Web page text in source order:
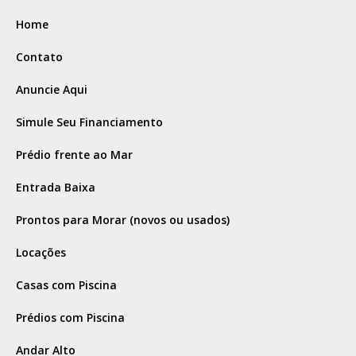
Home
Contato
Anuncie Aqui
Simule Seu Financiamento
Prédio frente ao Mar
Entrada Baixa
Prontos para Morar (novos ou usados)
Locações
Casas com Piscina
Prédios com Piscina
Andar Alto